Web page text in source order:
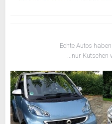
Echte Autos
...nur Kutschen